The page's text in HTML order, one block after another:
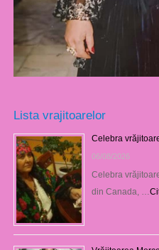
Lista vrajitoarelor
Celebra
06/08/2026
Celebra
din Canada, …